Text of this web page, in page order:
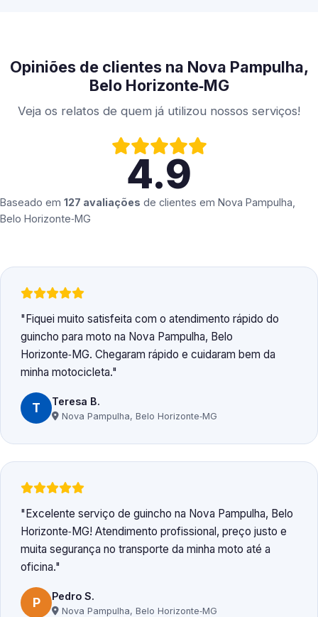
Opiniões de clientes na Nova Pampulha,
Belo Horizonte‑MG
Veja os relatos de quem já utilizou nossos serviços!
4.9
Baseado em 127 avaliações de clientes em Nova Pampulha,
Belo Horizonte‑MG
Fiquei muito satisfeita com o atendimento rápido do
guincho para moto na Nova Pampulha, Belo
Horizonte‑MG. Chegaram rápido e cuidaram bem da
minha motocicleta.
T Teresa B.
Nova Pampulha, Belo Horizonte‑MG
Excelente serviço de guincho na Nova Pampulha, Belo
Horizonte‑MG! Atendimento profissional, preço justo e
muita segurança no transporte da minha moto até a
oficina.
P Pedro S.
Nova Pampulha, Belo Horizonte‑MG